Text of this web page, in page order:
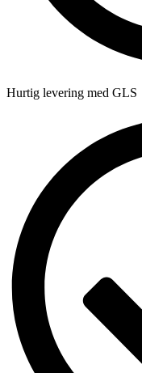
Hurtig levering med GLS